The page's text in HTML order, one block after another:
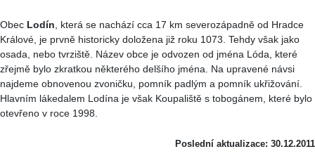
Obec Lodín , která se nachází cca 17 km severozápadně od Hradce
Králové, je prvně historicky doložena již roku 1073. Tehdy však jako
osada, nebo tvrziště. Název obce je odvozen od jména Lóda, které
zřejmě bylo zkratkou některého delšího jména. Na upravené návsi
najdeme obnovenou zvoničku, pomník padlým a pomník ukřižování.
Hlavním lákedalem Lodína je však Koupaliště s tobogánem, které bylo
otevřeno v roce 1998.
Poslední aktualizace: 30.12.2011